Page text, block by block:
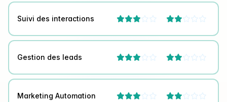
Suivi des interactions  
Gestion des leads  
Marketing Automation  